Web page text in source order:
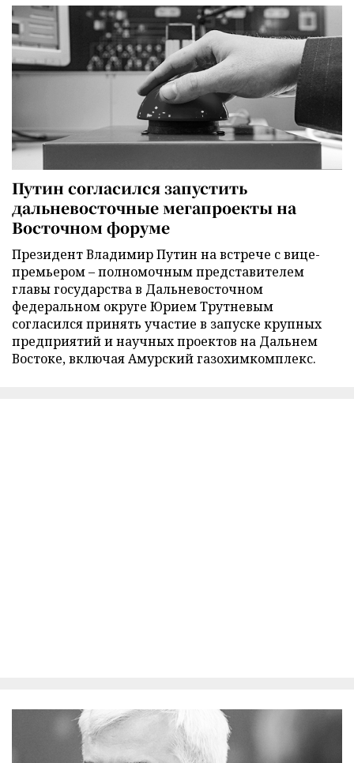
Путин согласился запустить
дальневосточные мегапроекты на
Восточном форуме
Президент Владимир Путин на встрече с вице-
премьером – полномочным представителем
главы государства в Дальневосточном
федеральном округе Юрием Трутневым
согласился принять участие в запуске крупных
предприятий и научных проектов на Дальнем
Востоке, включая Амурский газохимкомплекс.